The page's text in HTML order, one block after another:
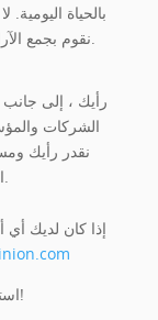
بالحياة
نقوم بجمع الآراء لمساعدة شركائنا على فهم الصورة الأكبر.
رأيك ، إلى
الشركات
الاجتماعية ، ونكافئك على ذلك.
إذا كان لديك أي
استمتع باستطلاعاتنا واستمتع بيومك!